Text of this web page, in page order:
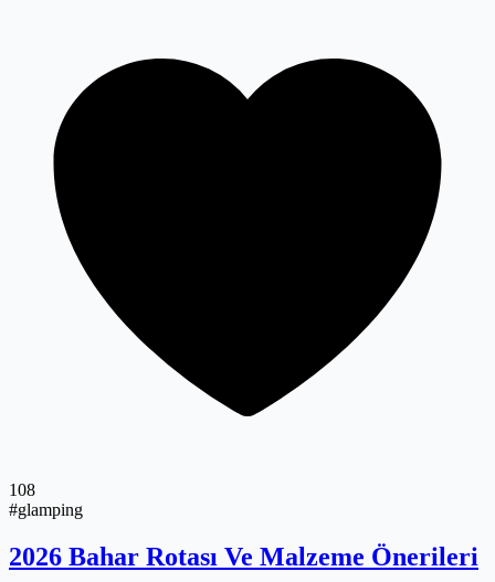
108
#glamping
2026 Bahar Rotası Ve Malzeme Önerileri